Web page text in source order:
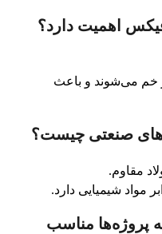
خم می‌شوند و باعث
مقاوم.
مواد شیمیایی دارد.
پروژه‌ها مناسب